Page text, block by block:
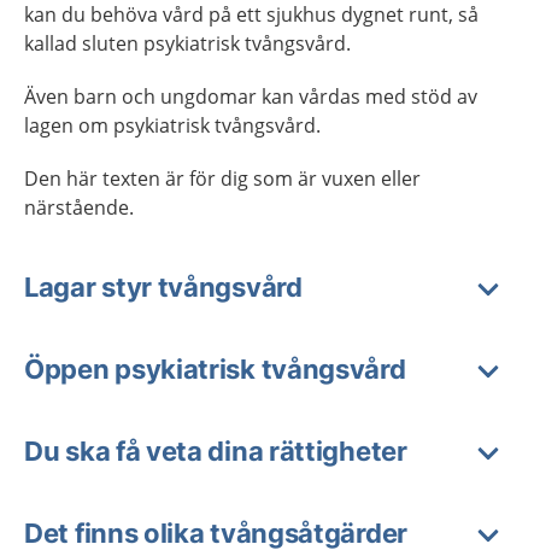
kan du behöva vård på ett sjukhus dygnet runt, så
kallad sluten psykiatrisk tvångsvård.
Även barn och ungdomar kan vårdas med stöd av
lagen om psykiatrisk tvångsvård.
Den här texten är för dig som är vuxen eller
närstående.
Lagar styr tvångsvård
Öppen psykiatrisk tvångsvård
Du ska få veta dina rättigheter
Det finns olika tvångsåtgärder